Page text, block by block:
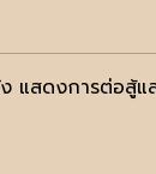
แสดงการต่อสู้แ